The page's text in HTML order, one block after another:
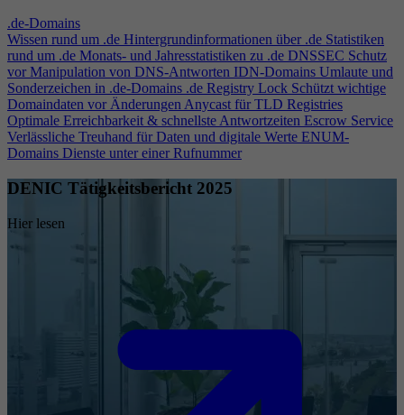
.de-Domains
Wissen rund um .de Hintergrundinformationen über .de Statistiken
rund um .de Monats- und Jahresstatistiken zu .de DNSSEC Schutz
vor Manipulation von DNS-Antworten IDN-Domains Umlaute und
Sonderzeichen in .de-Domains .de Registry Lock Schützt wichtige
Domaindaten vor ÄnderungenAnycast für TLD Registries
Optimale Erreichbarkeit & schnellste Antwortzeiten Escrow Service
Verlässliche Treuhand für Daten und digitale Werte ENUM-
Domains Dienste unter einer Rufnummer
DENIC Tätigkeitsbericht 2025
Hier lesen